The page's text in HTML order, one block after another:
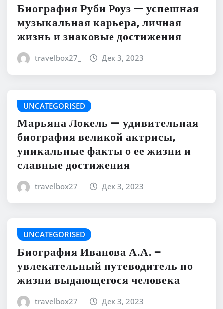
Биография Руби Роуз — успешная
музыкальная карьера, личная
жизнь и знаковые достижения
travelbox27_ Дек 3, 2023
UNCATEGORISED
Марьяна Локель — удивительная
биография великой актрисы,
уникальные факты о ее жизни и
славные достижения
travelbox27_ Дек 3, 2023
UNCATEGORISED
Биография Иванова А.А. –
увлекательный путеводитель по
жизни выдающегося человека
travelbox27_ Дек 3, 2023